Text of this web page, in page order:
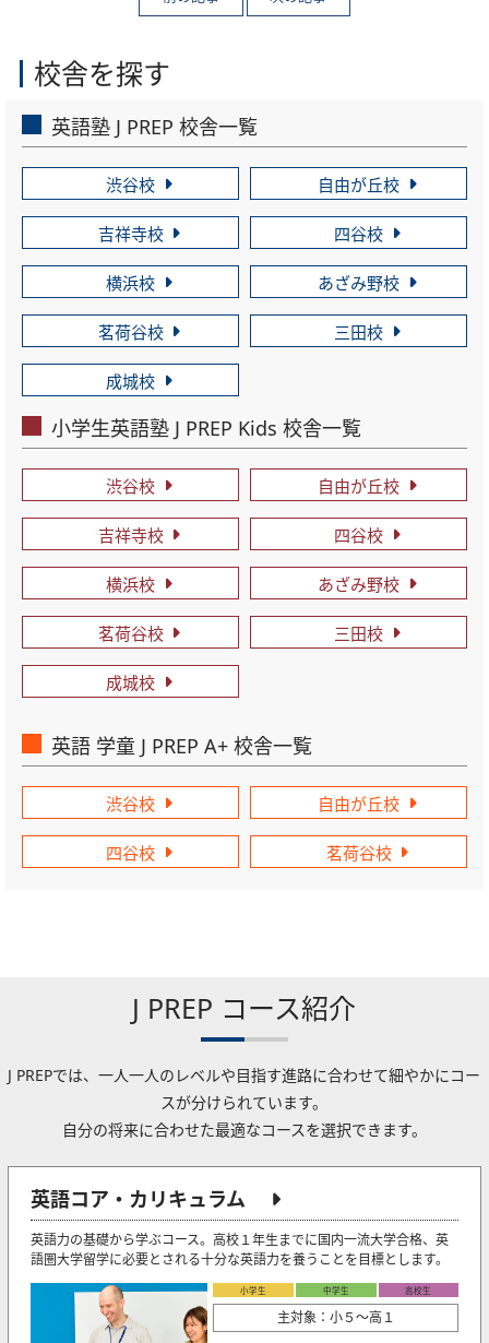
校舎を探す
英語塾 J PREP 校舎一覧
渋谷校 自由が丘校
吉祥寺校 四谷校
横浜校 あざみ野校
茗荷谷校 三田校
成城校
小学生英語塾 J PREP Kids 校舎一覧
渋谷校 自由が丘校
吉祥寺校 四谷校
横浜校 あざみ野校
茗荷谷校 三田校
成城校
英語 学童 J PREP A+ 校舎一覧
渋谷校 自由が丘校
四谷校 茗荷谷校
J PREP コース紹介
J PREPでは、一人一人のレベルや目指す進路に合わせて細やかにコー
スが分けられています。
自分の将来に合わせた最適なコースを選択できます。
英語コア・カリキュラム
英語力の基礎から学ぶコース。高校１年生までに国内一流大学合格、英
語圏大学留学に必要とされる十分な英語力を養うことを目標とします。
小学生 中学生 高校生
主対象：小５〜高１